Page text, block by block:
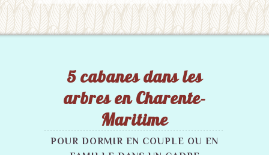
5 cabanes dans les
arbres en Charente-
Maritime
POUR DORMIR EN COUPLE OU EN